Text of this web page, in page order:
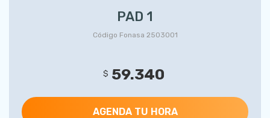
PAD 1
Código Fonasa 2503001
$ 59.340
AGENDA TU HORA